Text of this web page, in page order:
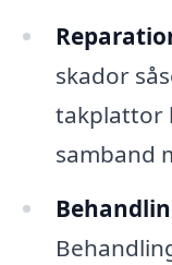
skador
takplattor
samband